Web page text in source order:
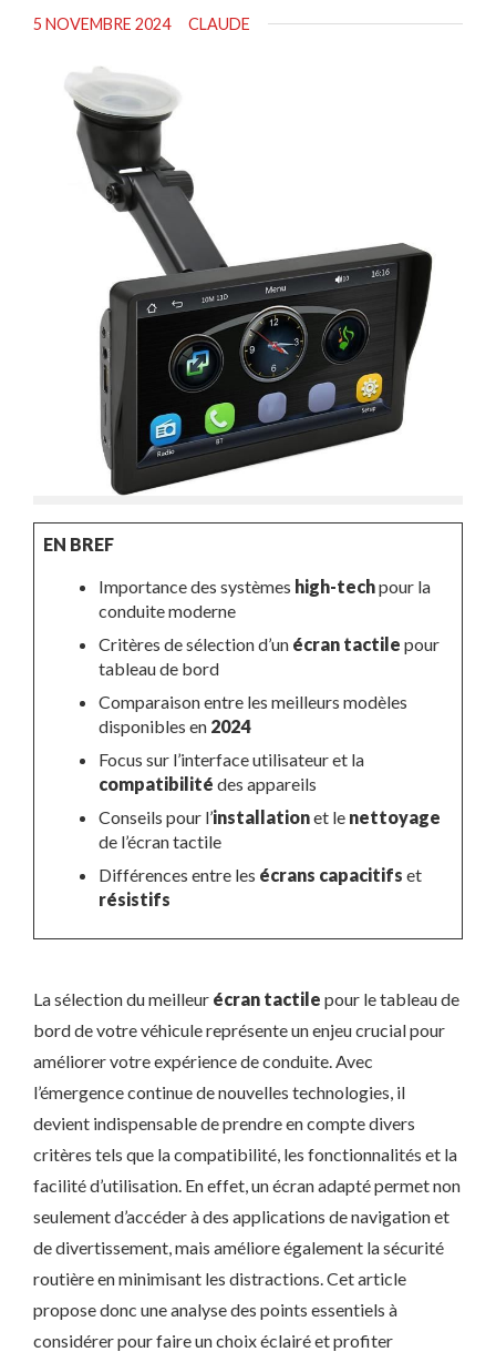
5 NOVEMBRE 2024 CLAUDE
EN BREF
Importance des systèmes high-techpour la
conduite moderne
Critères de sélection d’un écran tactile pour
tableau de bord
Comparaison entre les meilleurs modèles
disponibles en 2024
Focus sur l’interface utilisateur et la
compatibilité des appareils
Conseils pour l’installationet le nettoyage
de l’écran tactile
Différences entre les écrans capacitifs et
résistifs
La sélection du meilleur écran tactile pour le tableau de
bord de votre véhicule représente un enjeu crucial pour
améliorer votre expérience de conduite. Avec
l’émergence continue de nouvelles technologies, il
devient indispensable de prendre en compte divers
critères tels que la compatibilité, les fonctionnalités et la
facilité d’utilisation. En effet, un écran adapté permet non
seulement d’accéder à des applications de navigation et
de divertissement, mais améliore également la sécurité
routière en minimisant les distractions. Cet article
propose donc une analyse des points essentiels à
considérer pour faire un choix éclairé et profiter